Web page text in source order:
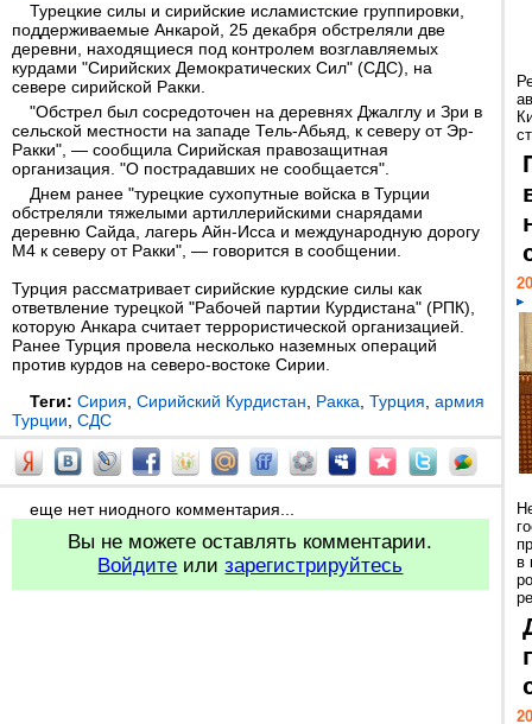
Турецкие силы и сирийские исламистские группировки,
поддерживаемые Анкарой, 25 декабря обстреляли две
деревни, находящиеся под контролем возглавляемых
курдами "Сирийских Демократических Сил" (СДС), на
севере сирийской Ракки.
"Обстрел был сосредоточен на деревнях Джалглу и Зри в
сельской местности на западе Тель-Абьяд, к северу от Эр-
Ракки", — сообщила Сирийская правозащитная
организация. "О пострадавших не сообщается".
Днем ранее "турецкие сухопутные войска в Турции
обстреляли тяжелыми артиллерийскими снарядами
деревню Сайда, лагерь Айн-Исса и международную дорогу
М4 к северу от Ракки", — говорится в сообщении.
Турция рассматривает сирийские курдские силы как
ответвление турецкой "Рабочей партии Курдистана" (РПК),
которую Анкара считает террористической организацией.
Ранее Турция провела несколько наземных операций
против курдов на северо-востоке Сирии.
Теги: Сирия Сирийский Курдистан Ракка Турция армия
Турции СДС
еще нет ниодного комментария...
Вы не можете оставлять комментарии.
Войдите илизарегистрируйтесь
в